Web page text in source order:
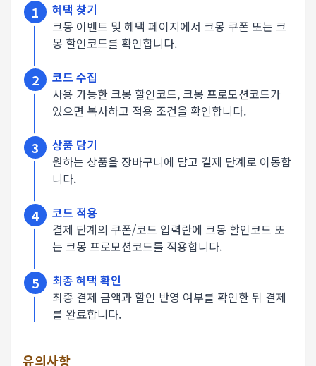
1
혜택 찾기
크몽 이벤트 및 혜택 페이지에서 크몽 쿠폰 또는 크
몽 할인코드를 확인합니다.
2
코드 수집
사용 가능한 크몽 할인코드, 크몽 프로모션코드가
있으면 복사하고 적용 조건을 확인합니다.
3
상품 담기
원하는 상품을 장바구니에 담고 결제 단계로 이동합
니다.
4
코드 적용
결제 단계의 쿠폰/코드 입력란에 크몽 할인코드 또
는 크몽 프로모션코드를 적용합니다.
5
최종 혜택 확인
최종 결제 금액과 할인 반영 여부를 확인한 뒤 결제
를 완료합니다.
유의사항